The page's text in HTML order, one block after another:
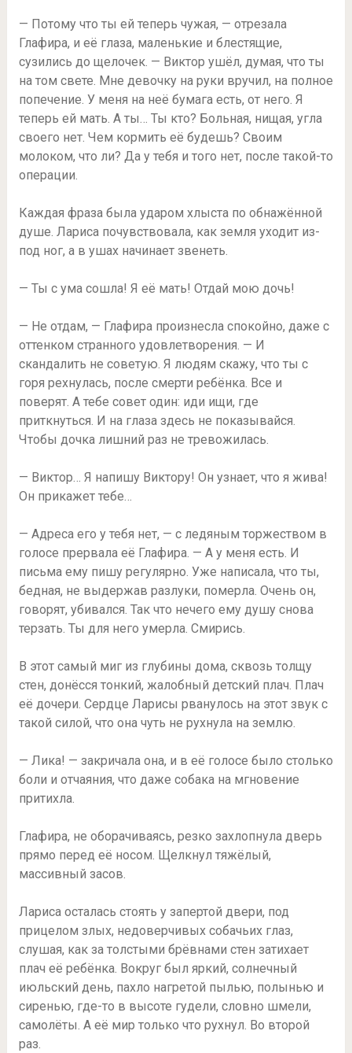
— Потому что ты ей теперь чужая, — отрезала
Глафира, и её глаза, маленькие и блестящие,
сузились до щелочек. — Виктор ушёл, думая, что ты
на том свете. Мне девочку на руки вручил, на полное
попечение. У меня на неё бумага есть, от него. Я
теперь ей мать. А ты… Ты кто? Больная, нищая, угла
своего нет. Чем кормить её будешь? Своим
молоком, что ли? Да у тебя и того нет, после такой-то
операции.
Каждая фраза была ударом хлыста по обнажённой
душе. Лариса почувствовала, как земля уходит из-
под ног, а в ушах начинает звенеть.
— Ты с ума сошла! Я её мать! Отдай мою дочь!
— Не отдам, — Глафира произнесла спокойно, даже с
оттенком странного удовлетворения. — И
скандалить не советую. Я людям скажу, что ты с
горя рехнулась, после смерти ребёнка. Все и
поверят. А тебе совет один: иди ищи, где
приткнуться. И на глаза здесь не показывайся.
Чтобы дочка лишний раз не тревожилась.
— Виктор… Я напишу Виктору! Он узнает, что я жива!
Он прикажет тебе…
— Адреса его у тебя нет, — с ледяным торжеством в
голосе прервала её Глафира. — А у меня есть. И
письма ему пишу регулярно. Уже написала, что ты,
бедная, не выдержав разлуки, померла. Очень он,
говорят, убивался. Так что нечего ему душу снова
терзать. Ты для него умерла. Смирись.
В этот самый миг из глубины дома, сквозь толщу
стен, донёсся тонкий, жалобный детский плач. Плач
её дочери. Сердце Ларисы рванулось на этот звук с
такой силой, что она чуть не рухнула на землю.
— Лика! — закричала она, и в её голосе было столько
боли и отчаяния, что даже собака на мгновение
притихла.
Глафира, не оборачиваясь, резко захлопнула дверь
прямо перед её носом. Щелкнул тяжёлый,
массивный засов.
Лариса осталась стоять у запертой двери, под
прицелом злых, недоверчивых собачьих глаз,
слушая, как за толстыми брёвнами стен затихает
плач её ребёнка. Вокруг был яркий, солнечный
июльский день, пахло нагретой пылью, полынью и
сиренью, где-то в высоте гудели, словно шмели,
самолёты. А её мир только что рухнул. Во второй
раз.